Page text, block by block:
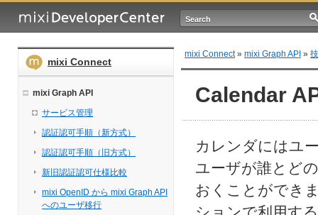
mixi Connect
mixi Graph API
サービス管理
認証認可手順（新方式）
認証認可手順（旧方式）
新旧認証認可仕様比較
mixi OpenID から mixi Graph API
へのユーザ移行
mixi Connect» mixi Graph API »
Calendar
カレンダにはユ
ユーザが誰とど
おくことができ